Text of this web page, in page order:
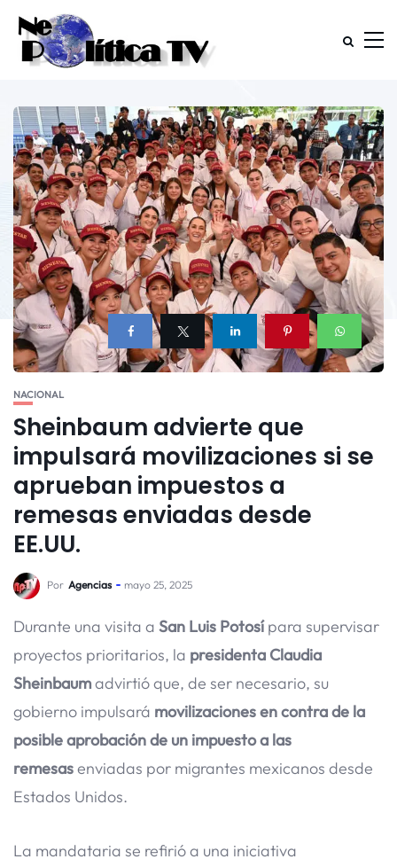
NACIONAL
Sheinbaum advierte que
impulsará movilizaciones si se
aprueban impuestos a
remesas enviadas desde
EE.UU.
Por Agencias mayo 25, 2025
Durante una visita a San Luis Potosípara supervisar
proyectos prioritarios, la presidenta Claudia
Sheinbaumadvirtió que, de ser necesario, su
gobierno impulsará movilizaciones en contra de la
posible aprobación de un impuesto a las
remesasenviadas por migrantes mexicanos desde
Estados Unidos.
La mandataria se refirió a una iniciativa